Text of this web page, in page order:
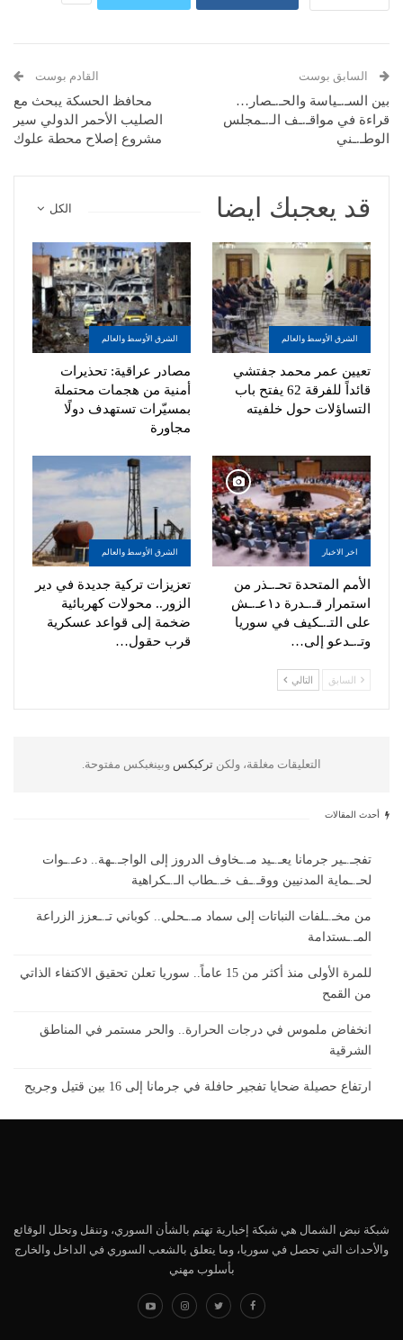
السابق بوست
بين السـ.ـياسة والحـ.ـصار…
قراءة في مواقـ.ـف الـ.ـمجلس
الوطـ.ـني
القادم بوست
محافظ الحسكة يبحث مع
الصليب الأحمر الدولي سير
مشروع إصلاح محطة علوك
الكل قد يعجبك ايضا
الشرق الأوسط والعالم
تعيين عمر محمد جفتشي
قائداً للفرقة 62 يفتح باب
التساؤلات حول خلفيته
الشرق الأوسط والعالم
مصادر عراقية: تحذيرات
أمنية من هجمات محتملة
بمسيّرات تستهدف دولًا
مجاورة
اخر الاخبار
الأمم المتحدة تحـ.ـذر من
استمرار قـ.ـدرة د١عـ.ـش
على التـ.ـكيف في سوريا
وتـ.ـدعو إلى…
الشرق الأوسط والعالم
تعزيزات تركية جديدة في دير
الزور.. محولات كهربائية
ضخمة إلى قواعد عسكرية
قرب حقول…
السابق التالي
التعليقات مغلقة، ولكن تركبكس وبينغبكس مفتوحة.
أحدث المقالات
تفجـ.ـير جرمانا يعـ.ـيد مـ.ـخاوف الدروز إلى الواجـ.ـهة.. دعـ.ـوات
لحـ.ـماية المدنيين ووقـ.ـف خـ.ـطاب الـ.ـكراهية
من مخـ.ـلفات النباتات إلى سماد مـ.ـحلي.. كوباني تـ.ـعزز الزراعة
المـ.ـستدامة
للمرة الأولى منذ أكثر من 15 عاماً.. سوريا تعلن تحقيق الاكتفاء الذاتي
من القمح
انخفاض ملموس في درجات الحرارة.. والحر مستمر في المناطق
الشرقية
ارتفاع حصيلة ضحايا تفجير حافلة في جرمانا إلى 16 بين قتيل وجريح
شبكة نبض الشمال هي شبكة إخبارية تهتم بالشأن السوري، وتنقل وتحلل الوقائع
والأحداث التي تحصل في سوريا، وما يتعلق بالشعب السوري في الداخل والخارج
بأسلوب مهني